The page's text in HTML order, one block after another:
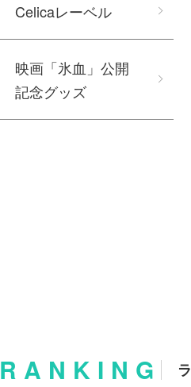
Celicaレーベル
映画「氷血」公開
記念グッズ
RANKING